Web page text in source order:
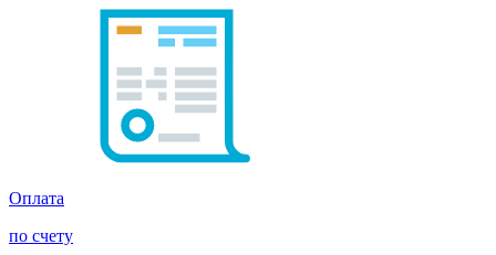
Оплата
по счету